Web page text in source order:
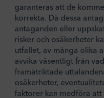
garanteras att de
korrekta. Då dessa
antaganden eller
risker och osäkerheter
utfallet, av många olika
avvika väsentligt från
framåtriktade
osäkerheter,
faktorer kan medföra att